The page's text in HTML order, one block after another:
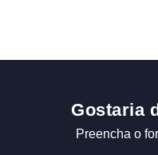
Gostaria
Preencha o